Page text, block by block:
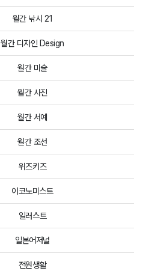
월간 낚시 21
월간 디자인 Design
월간 미술
월간 사진
월간 서예
월간 조선
위즈키즈
이코노미스트
일러스트
일본어저널
전원생활